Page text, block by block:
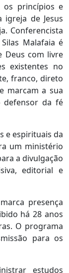
os princípios e
de Jesus
Conferencista
Malafaia é
Deus com livre
existentes no
franco, direto
marcam a sua
defensor da fé
e espirituais da
um ministério
a divulgação
editorial e
presença
há 28 anos
O programa
para os
estudos